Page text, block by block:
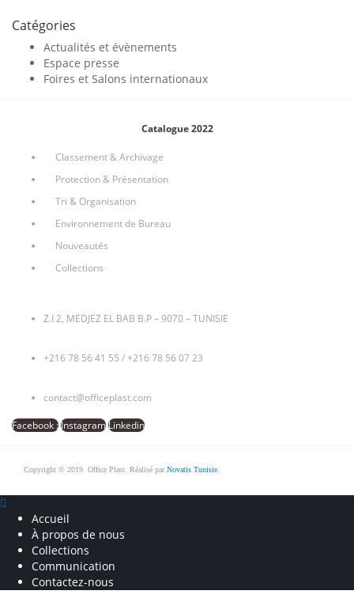
Catégories
Actualités et évènements
Espace presse
Foires et Salons internationaux
Catalogue 2022
Classement & Archivage
Protection & Présentation
Tri & Organisation
Environnement de Bureau
Nouveautés
Collections
Z.I 2, MEDJEZ EL BAB B.P – 9070 – TUNISIE
+216 78 56 41 55 /+216 78 56 07 23
contact@officeplast.com
Facebook :InstagramLinkedin
Copyright © 2019. Office Plast. Réalisé parNovatis Tunisie
Accueil
À propos de nous
Collections
Communication
Contactez-nous